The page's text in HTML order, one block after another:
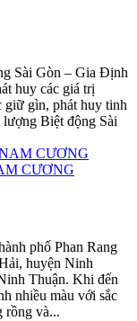
Sài Gòn – Gia Định
huy các giá trị
giữ gìn, phát huy tinh
Biệt động Sài
CƯƠNG
phố Phan Rang
huyện Ninh
Thuận. Khi đến
nhiều màu với sắc
rồng và...